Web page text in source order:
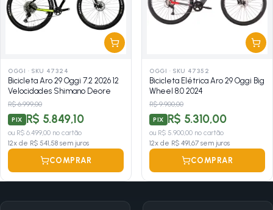
OGGI · SKU 47324
Bicicleta Aro 29 Oggi 7.2 2026 12
Velocidades Shimano Deore
R$ 6.999,00
PIX R$ 5.849,10
ou R$ 6.499,00 no cartão
12x de R$ 541,58 sem juros
COMPRAR
OGGI · SKU 47352
Bicicleta Elétrica Aro 29 Oggi Big
Wheel 8.0 2024
R$ 9.900,00
PIX R$ 5.310,00
ou R$ 5.900,00 no cartão
12x de R$ 491,67 sem juros
COMPRAR